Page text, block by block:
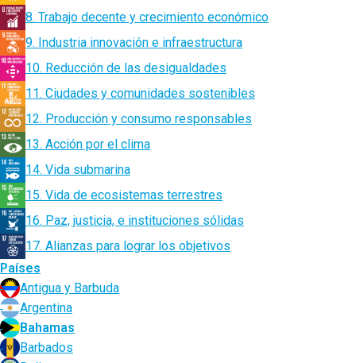
8. Trabajo decente y crecimiento económico
9. Industria innovación e infraestructura
10. Reducción de las desigualdades
11. Ciudades y comunidades sostenibles
12. Producción y consumo responsables
13. Acción por el clima
14. Vida submarina
15. Vida de ecosistemas terrestres
16. Paz, justicia, e instituciones sólidas
17. Alianzas para lograr los objetivos
Países
Antigua y Barbuda
Argentina
Bahamas
Barbados